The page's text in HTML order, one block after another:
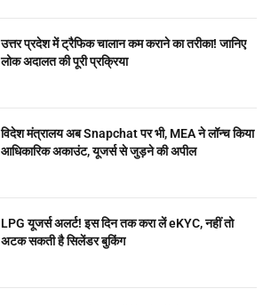
उत्तर प्रदेश में ट्रैफिक चालान कम कराने का तरीका! जानिए
लोक अदालत की पूरी प्रक्रिया
विदेश मंत्रालय अब Snapchat पर भी, MEA ने लॉन्च किया
आधिकारिक अकाउंट, यूजर्स से जुड़ने की अपील
LPG यूजर्स अलर्ट! इस दिन तक करा लें eKYC, नहीं तो
अटक सकती है सिलेंडर बुकिंग